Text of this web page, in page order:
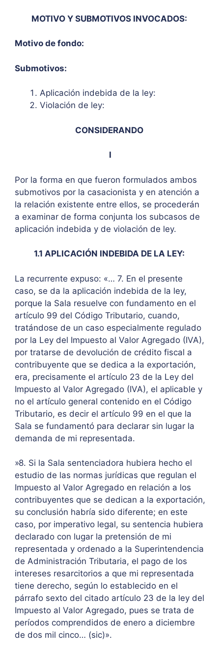
MOTIVO Y SUBMOTIVOS INVOCADOS:
Motivo de fondo:
Submotivos:
Aplicación indebida de la ley:
Violación de ley:
CONSIDERANDO
I
Por la forma en que fueron formulados ambos
submotivos por la casacionista y en atención a
la relación existente entre ellos, se procederán
a examinar de forma conjunta los subcasos de
aplicación indebida y de violación de ley.
1.1 APLICACIÓN INDEBIDA DE LA LEY:
La recurrente expuso: «… 7. En el presente
caso, se da la aplicación indebida de la ley,
porque la Sala resuelve con fundamento en el
artículo 99 del Código Tributario, cuando,
tratándose de un caso especialmente regulado
por la Ley del Impuesto al Valor Agregado (IVA),
por tratarse de devolución de crédito fiscal a
contribuyente que se dedica a la exportación,
era, precisamente el artículo 23 de la Ley del
Impuesto al Valor Agregado (IVA), el aplicable y
no el artículo general contenido en el Código
Tributario, es decir el artículo 99 en el que la
Sala se fundamentó para declarar sin lugar la
demanda de mi representada.
»8. Si la Sala sentenciadora hubiera hecho el
estudio de las normas jurídicas que regulan el
Impuesto al Valor Agregado en relación a los
contribuyentes que se dedican a la exportación,
su conclusión habría sido diferente; en este
caso, por imperativo legal, su sentencia hubiera
declarado con lugar la pretensión de mi
representada y ordenado a la Superintendencia
de Administración Tributaria, el pago de los
intereses resarcitorios a que mi representada
tiene derecho, según lo establecido en el
párrafo sexto del citado artículo 23 de la ley del
Impuesto al Valor Agregado, pues se trata de
períodos comprendidos de enero a diciembre
de dos mil cinco… (sic)».